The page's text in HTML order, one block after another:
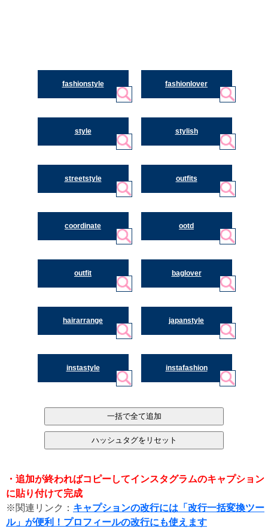
fashionstyle fashionlover
style stylish
streetstyle outfits
coordinate ootd
outfit baglover
hairarrange japanstyle
instastyle instafashion
・追加が終わればコピーしてインスタグラムのキャプション
に貼り付けて完成
※関連リンク： キャプションの改行には「改行一括変換ツー
ル」が便利！プロフィールの改行にも使えます